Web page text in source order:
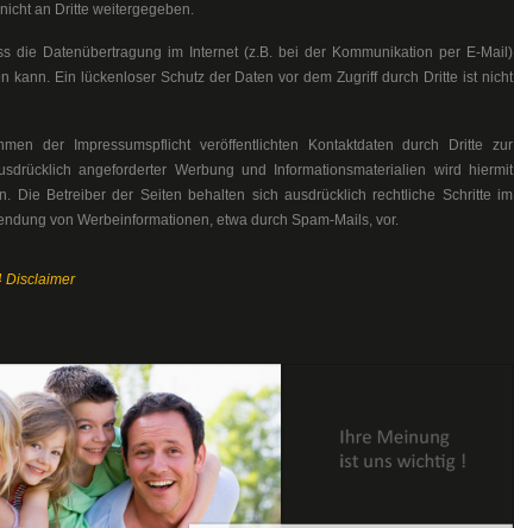
an Dritte weitergegeben.
die Datenübertragung im Internet (z.B. bei der Kommunikation per E-Mail)
kann. Ein lückenloser Schutz der Daten vor dem Zugriff durch Dritte ist nicht
der Impressumspflicht veröffentlichten Kontaktdaten durch Dritte zur
angeforderter Werbung und Informationsmaterialien wird hiermit
Die Betreiber der Seiten behalten sich ausdrücklich rechtliche Schritte im
von Werbeinformationen, etwa durch Spam-Mails, vor.
Disclaimer